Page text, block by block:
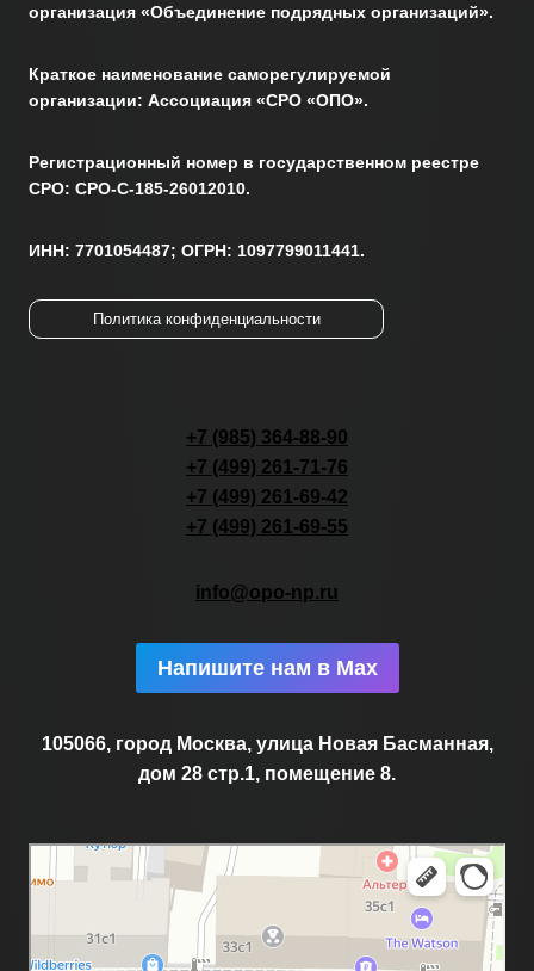
организация «Объединение подрядных организаций».
Краткое наименование саморегулируемой
организации: Ассоциация «СРО «ОПО».
Регистрационный номер в государственном реестре
СРО: СРО-С-185-26012010.
ИНН: 7701054487; ОГРН: 1097799011441.
Политика конфиденциальности
+7 (985) 364-88-90
+7 (499) 261-71-76
+7 (499) 261-69-42
+7 (499) 261-69-55
info@opo-np.ru
Напишите нам в Max
105066, город Москва, улица Новая Басманная,
дом 28 стр.1, помещение 8.
Новая Басманная улица, 28с1 — Яндекс.Карты